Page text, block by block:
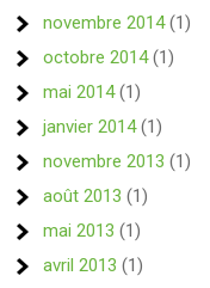
novembre 2014(1)
octobre 2014(1)
mai 2014(1)
janvier 2014(1)
novembre 2013 (1)
août 2013 (1)
mai 2013 (1)
avril 2013 (1)